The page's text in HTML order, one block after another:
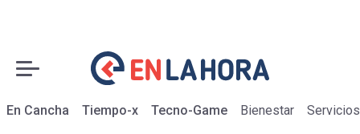
En Cancha Tiempo-x Tecno-Game Bienestar Servicios